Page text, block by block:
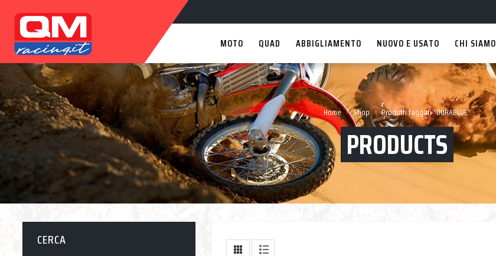
MOTO QUAD ABBIGLIAMENTO NUOVO E USATO CHI SIAMO
Home › Shop › Prodotti taggati “DURABLUE”
PRODUCTS
CERCA